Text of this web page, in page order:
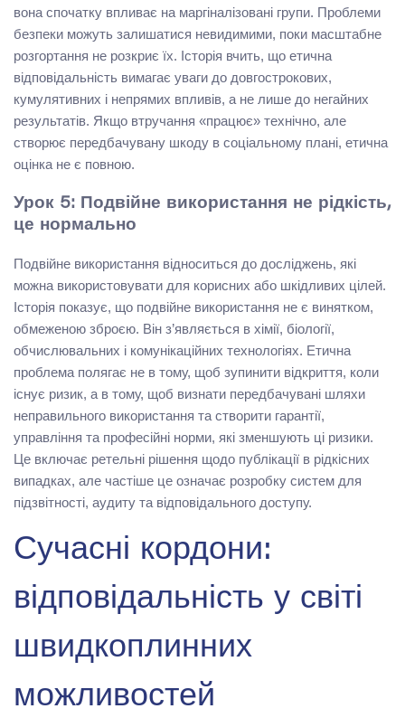
вона спочатку впливає на маргіналізовані групи. Проблеми
безпеки можуть залишатися невидимими, поки масштабне
розгортання не розкриє їх. Історія вчить, що етична
відповідальність вимагає уваги до довгострокових,
кумулятивних і непрямих впливів, а не лише до негайних
результатів. Якщо втручання «працює» технічно, але
створює передбачувану шкоду в соціальному плані, етична
оцінка не є повною.
Урок 5: Подвійне використання не рідкість,
це нормально
Подвійне використання відноситься до досліджень, які
можна використовувати для корисних або шкідливих цілей.
Історія показує, що подвійне використання не є винятком,
обмеженою зброєю. Він з’являється в хімії, біології,
обчислювальних і комунікаційних технологіях. Етична
проблема полягає не в тому, щоб зупинити відкриття, коли
існує ризик, а в тому, щоб визнати передбачувані шляхи
неправильного використання та створити гарантії,
управління та професійні норми, які зменшують ці ризики.
Це включає ретельні рішення щодо публікації в рідкісних
випадках, але частіше це означає розробку систем для
підзвітності, аудиту та відповідального доступу.
Сучасні кордони:
відповідальність у світі
швидкоплинних
можливостей